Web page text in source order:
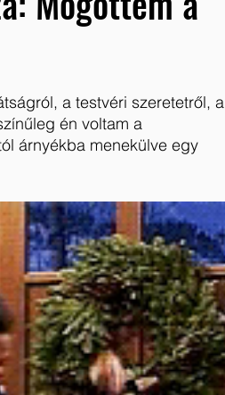
a testvéri szeretetről, a
én voltam a
árnyékba menekülve egy